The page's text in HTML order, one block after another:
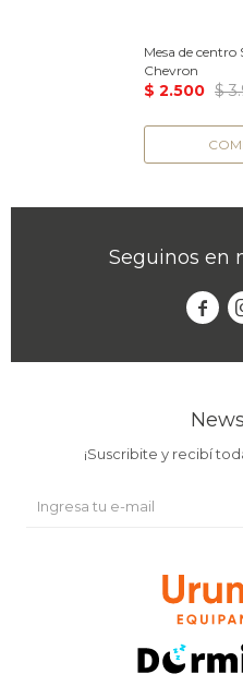
Mesa de centro
Chevron
$ 2.500 $
Seguinos en

¡Suscribite y recibí